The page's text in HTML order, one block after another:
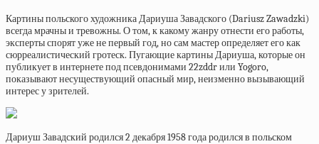
Картины польского художника Дариуша Завадского (Dariusz Zawadzki)
всегда мрачны и тревожны. О том, к какому жанру отнести его работы,
эксперты спорят уже не первый год, но сам мастер определяет его как
сюрреалистический гротеск. Пугающие картины Дариуша, которые он
публикует в интернете под псевдонимами 22zddr или Yogoro,
показывают несуществующий опасный мир, неизменно вызывающий
интерес у зрителей.
Дариуш Завадский родился 2 декабря 1958 года родился в польском